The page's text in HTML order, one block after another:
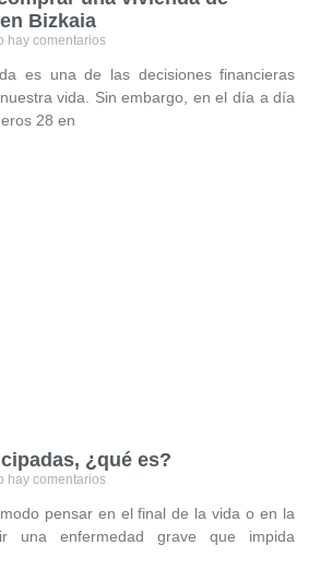
Bizkaia
hay comentarios
es una de las decisiones financieras
vida. Sin embargo, en el día a día
28 en
¿qué es?
hay comentarios
pensar en el final de la vida o en la
una enfermedad grave que impida